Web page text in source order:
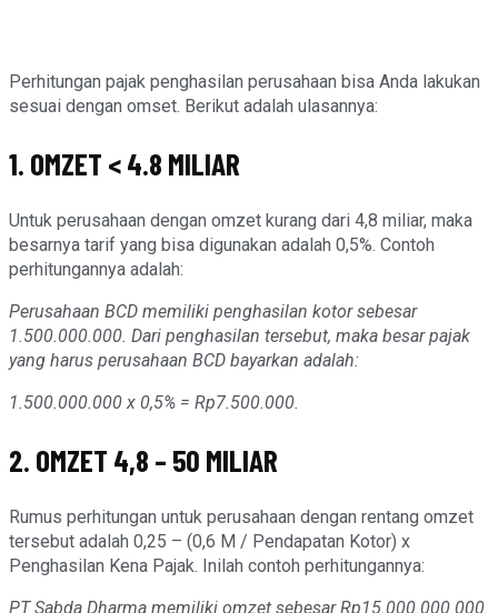
Perhitungan pajak penghasilan perusahaan bisa Anda lakukan
sesuai dengan omset. Berikut adalah ulasannya:
1. OMZET < 4.8 MILIAR
Untuk perusahaan dengan omzet kurang dari 4,8 miliar, maka
besarnya tarif yang bisa digunakan adalah 0,5%. Contoh
perhitungannya adalah:
Perusahaan BCD memiliki penghasilan kotor sebesar
1.500.000.000. Dari penghasilan tersebut, maka besar pajak
yang harus perusahaan BCD bayarkan adalah:
1.500.000.000 x 0,5% = Rp7.500.000.
2. OMZET 4,8 – 50 MILIAR
Rumus perhitungan untuk perusahaan dengan rentang omzet
tersebut adalah 0,25 – (0,6 M / Pendapatan Kotor) x
Penghasilan Kena Pajak. Inilah contoh perhitungannya:
PT Sabda Dharma memiliki omzet sebesar Rp15.000.000.000.